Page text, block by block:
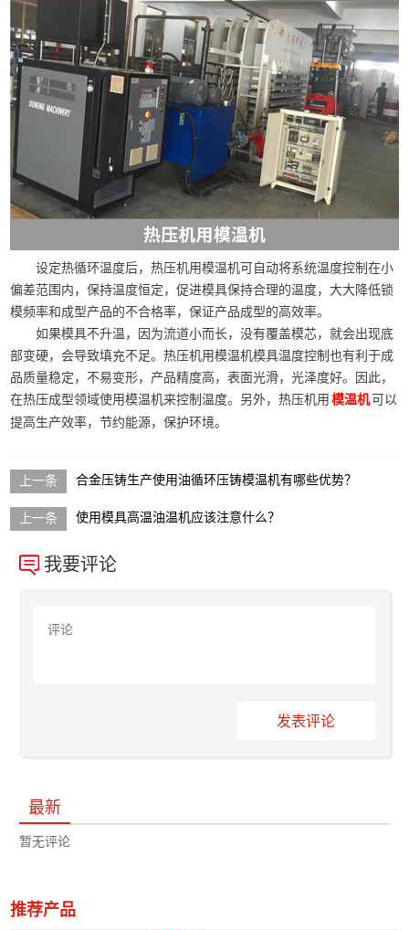
设定热循环温度后，热压机用模温机可自动将系统温度控制在小
偏差范围内，保持温度恒定，促进模具保持合理的温度，大大降低锁
模频率和成型产品的不合格率，保证产品成型的高效率。
如果模具不升温，因为流道小而长，没有覆盖模芯，就会出现底
部变硬，会导致填充不足。热压机用模温机模具温度控制也有利于成
品质量稳定，不易变形，产品精度高，表面光滑，光泽度好。因此，
在热压成型领域使用模温机来控制温度。另外，热压机用 模温机可以
提高生产效率，节约能源，保护环境。
合金压铸生产使用油循环压铸模温机有哪些优势？
使用模具高温油温机应该注意什么？
我要评论
发表评论
最新
暂无评论
推荐产品